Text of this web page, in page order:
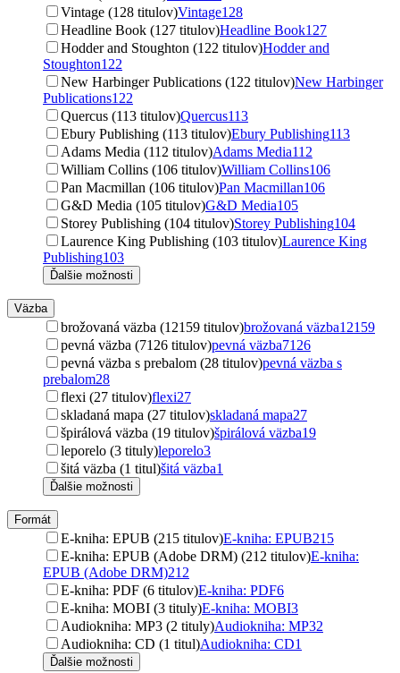
Vintage (128 titulov)Vintage128
Headline Book (127 titulov)Headline Book127
Hodder and Stoughton (122 titulov)Hodder and
Stoughton122
New Harbinger Publications (122 titulov)New Harbinger
Publications122
Quercus (113 titulov)Quercus113
Ebury Publishing (113 titulov)Ebury Publishing113
Adams Media (112 titulov)Adams Media112
William Collins (106 titulov)William Collins106
Pan Macmillan (106 titulov)Pan Macmillan106
G&D Media (105 titulov)G&D Media105
Storey Publishing (104 titulov)Storey Publishing104
Laurence King Publishing (103 titulov)Laurence King
Publishing103
Ďalšie možnosti
Väzba
brožovaná väzba (12159 titulov)brožovaná väzba12159
pevná väzba (7126 titulov)pevná väzba7126
pevná väzba s prebalom (28 titulov)pevná väzba s
prebalom28
flexi (27 titulov)flexi27
skladaná mapa (27 titulov)skladaná mapa27
špirálová väzba (19 titulov)špirálová väzba19
leporelo (3 tituly)leporelo3
šitá väzba (1 titul)šitá väzba1
Ďalšie možnosti
Formát
E-kniha: EPUB (215 titulov)E-kniha: EPUB215
E-kniha: EPUB (Adobe DRM) (212 titulov)E-kniha:
EPUB (Adobe DRM)212
E-kniha: PDF (6 titulov)E-kniha: PDF6
E-kniha: MOBI (3 tituly)E-kniha: MOBI3
Audiokniha: MP3 (2 tituly)Audiokniha: MP32
Audiokniha: CD (1 titul)Audiokniha: CD1
Ďalšie možnosti